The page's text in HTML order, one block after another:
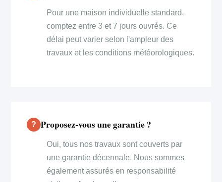
Pour une maison individuelle standard,
comptez entre 3 et 7 jours ouvrés. Ce
délai peut varier selon l'ampleur des
travaux et les conditions météorologiques.
Proposez-vous une garantie ?
Oui, tous nos travaux sont couverts par
une garantie décennale. Nous sommes
également assurés en responsabilité